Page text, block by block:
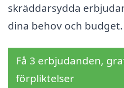
skräddarsydda
dina behov och budget.
Få 3 erbjudanden,
förpliktelser